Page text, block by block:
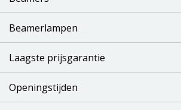
Beamerlampen
Laagste prijsgarantie
Openingstijden